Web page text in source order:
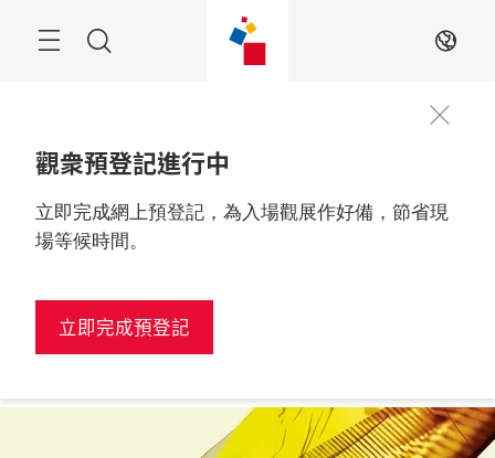
ZH
觀衆預登記進行中
立即完成網上預登記，為入場觀展作好備，節省現
場等候時間。
立即完成預登記
2027年2月24至26日
越南, 胡志明市
觀眾預登記